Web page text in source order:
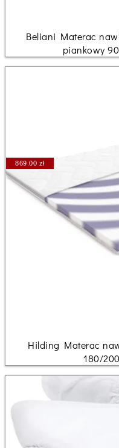
Beliani Materac
piankowy
869.00 zł
Hilding Materac
180/